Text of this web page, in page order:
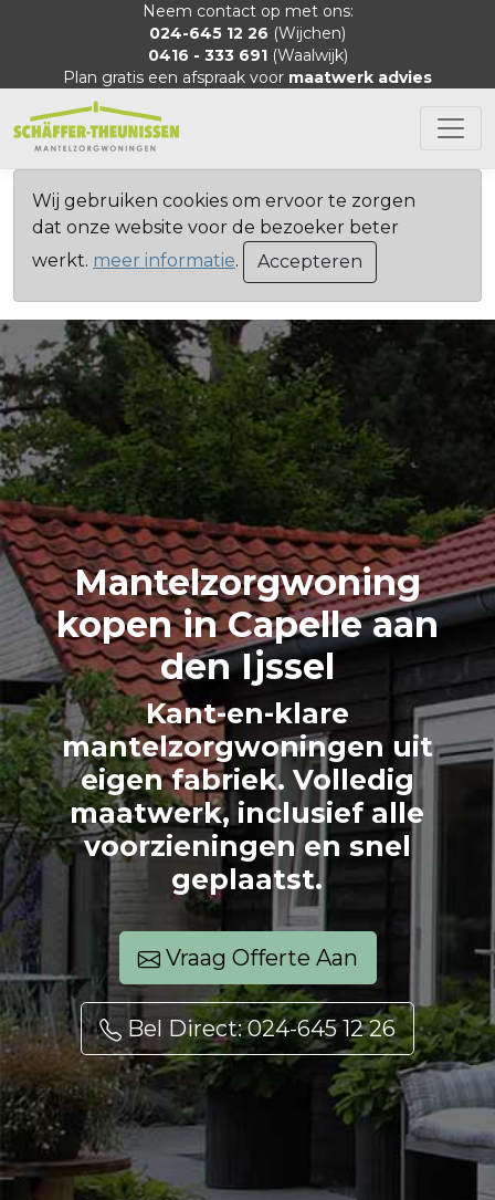
Neem contact op met ons:
024-645 12 26 (Wijchen)
0416 - 333 691(Waalwijk)
Plan gratis een afspraak voor maatwerk advies
Wij gebruiken cookies om ervoor te zorgen
dat onze website voor de bezoeker beter
werkt. meer informatie. Accepteren
Mantelzorgwoning
kopen in Capelle aan
den Ijssel
Kant-en-klare
mantelzorgwoningen uit
eigen fabriek. Volledig
maatwerk, inclusief alle
voorzieningen en snel
geplaatst.
Vraag Offerte Aan
Bel Direct: 024-645 12 26